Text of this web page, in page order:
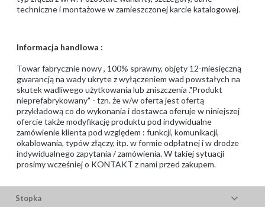
techniczne i montażowe w zamieszczonej karcie katalogowej.
Informacja handlowa :
Towar fabrycznie nowy , 100% sprawny, objęty 12-miesięczną
gwarancją na wady ukryte z wyłączeniem wad powstałych na
skutek wadliwego użytkowania lub zniszczenia ."Produkt
nieprefabrykowany" - tzn. że w/w oferta jest ofertą
przykładową co do wykonania i dostawca oferuje w niniejszej
ofercie także modyfikację produktu pod indywidualne
zamówienie klienta pod względem : funkcji, komunikacji,
okablowania, typów złączy, itp. w formie odpłatnej i w drodze
indywidualnego zapytania / zamówienia. W takiej sytuacji
prosimy wcześniej o KONTAKT z nami przed zakupem.
Stopka